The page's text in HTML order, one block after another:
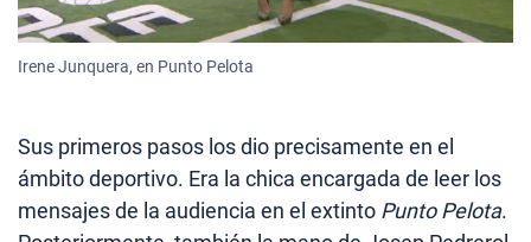
Irene Junquera, en Punto Pelota
Sus primeros pasos los dio precisamente en el
ámbito deportivo. Era la chica encargada de leer los
mensajes de la audiencia en el extinto Punto Pelota.